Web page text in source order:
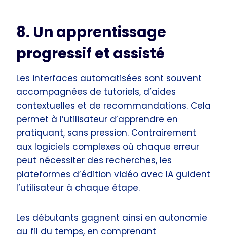
8. Un apprentissage
progressif et assisté
Les interfaces automatisées sont souvent
accompagnées de tutoriels, d’aides
contextuelles et de recommandations. Cela
permet à l’utilisateur d’apprendre en
pratiquant, sans pression. Contrairement
aux logiciels complexes où chaque erreur
peut nécessiter des recherches, les
plateformes d’édition vidéo avec IA guident
l’utilisateur à chaque étape.
Les débutants gagnent ainsi en autonomie
au fil du temps, en comprenant